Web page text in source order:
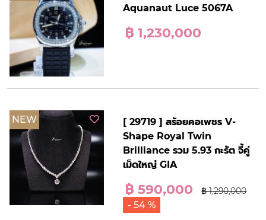
Aquanaut Luce 5067A
฿ 1,230,000
NEW
[ 29719 ] สร้อยคอเพชร V-
Shape Royal Twin
Brilliance รวม 5.93 กะรัต จี้คู่
เม็ดใหญ่ GIA
฿ 590,000 ฿ 1,290,000
- 54 %